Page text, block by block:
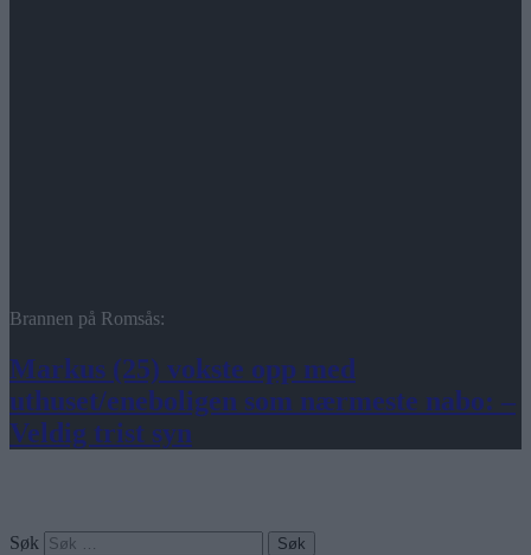
Brannen på Romsås:
Markus (25) vokste opp med
uthuset/eneboligen som nærmeste nabo: –
Veldig trist syn
Søk